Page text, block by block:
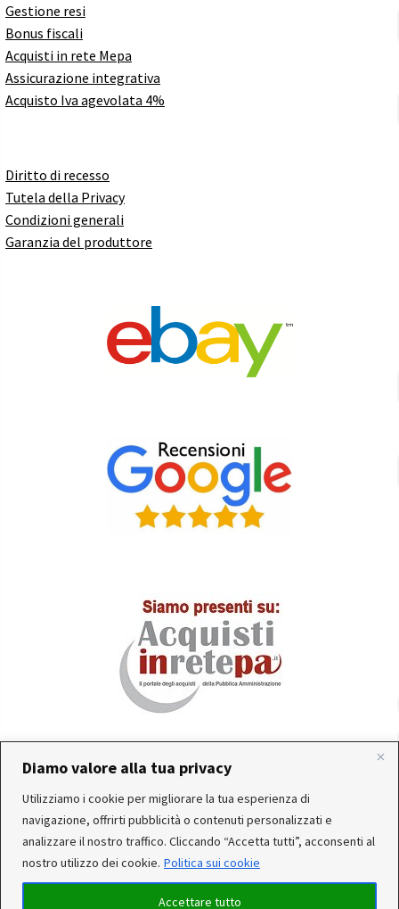
Diamo valore alla tua privacy
Utilizziamo i cookie per migliorare la tua esperienza di
navigazione, offrirti pubblicità o contenuti personalizzati e
analizzare il nostro traffico. Cliccando “Accetta tutti”, acconsenti al
nostro utilizzo dei cookie. Politica sui cookie
Accettare tutto
In occasione delle FERIE ESTIVE, alcune aziende
produttrici e corrieri potrebbero sospendere o rallentare
temporaneamente le attività. Per questo motivo, gli
ordini di alcuni reparti (Utensileria - Ferramenta - arredo)
ricevuti, potrebbero essere CONSEGNATI DOPO IL 25-08-
Gestione resi
Bonus fiscali
Acquisti in rete Mepa
Assicurazione integrativa
Acquisto Iva agevolata 4%
Diritto di recesso
Tutela della Privacy
Condizioni generali
Garanzia del produttore
Servizio clienti attivo: Da Lunedì a Venerdì dalle 10:30 alle
12:30 e dalle 15:30 alle 17:30